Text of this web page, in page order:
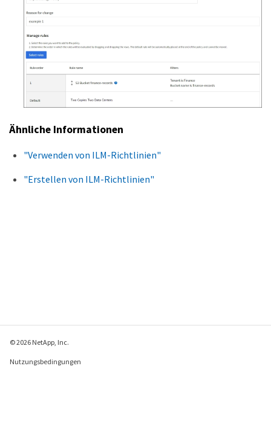
Ähnliche Informationen
"Verwenden von ILM-Richtlinien"
"Erstellen von ILM-Richtlinien"
© 2026 NetApp, Inc.
Nutzungsbedingungen